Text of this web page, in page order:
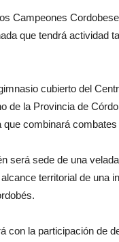
Campeones
que tendrá actividad
cubierto del
de la Provincia de
combinará
será sede de una
territorial de una
con la participación de